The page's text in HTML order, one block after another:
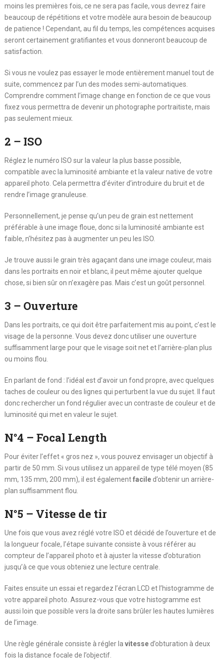
moins les premières fois, ce ne sera pas facile, vous devrez faire
beaucoup de répétitions et votre modèle aura besoin de beaucoup
de patience ! Cependant, au fil du temps, les compétences acquises
seront certainement gratifiantes et vous donneront beaucoup de
satisfaction.
Si vous ne voulez pas essayer le mode entièrement manuel tout de
suite, commencez par l’un des modes semi-automatiques.
Comprendre comment l’image change en fonction de ce que vous
fixez vous permettra de devenir un photographe portraitiste, mais
pas seulement mieux.
2 – ISO
Réglez le numéro ISO sur la valeur la plus basse possible,
compatible avec la luminosité ambiante et la valeur native de votre
appareil photo. Cela permettra d’éviter d’introduire du bruit et de
rendre l’image granuleuse.
Personnellement, je pense qu’un peu de grain est nettement
préférable à une image floue, donc si la luminosité ambiante est
faible, n’hésitez pas à augmenter un peu les ISO.
Je trouve aussi le grain très agaçant dans une image couleur, mais
dans les portraits en noir et blanc, il peut même ajouter quelque
chose, si bien sûr on n’exagère pas. Mais c’est un goût personnel.
3 – Ouverture
Dans les portraits, ce qui doit être parfaitement mis au point, c’est le
visage de la personne. Vous devez donc utiliser une ouverture
suffisamment large pour que le visage soit net et l’arrière-plan plus
ou moins flou.
En parlant de fond : l’idéal est d’avoir un fond propre, avec quelques
taches de couleur ou des lignes qui perturbent la vue du sujet. Il faut
donc rechercher un fond régulier avec un contraste de couleur et de
luminosité qui met en valeur le sujet.
N°4 – Focal Length
Pour éviter l’effet « gros nez », vous pouvez envisager un objectif à
partir de 50 mm. Si vous utilisez un appareil de type télé moyen (85
mm, 135 mm, 200 mm), il est égalementfacile d’obtenir un arrière-
plan suffisamment flou.
N°5 – Vitesse de tir
Une fois que vous avez réglé votre ISO et décidé de l’ouverture et de
la longueur focale, l’étape suivante consiste à vous référer au
compteur de l’appareil photo et à ajuster la vitesse d’obturation
jusqu’à ce que vous obteniez une lecture centrale.
Faites ensuite un essai et regardez l’écran LCD et l’histogramme de
votre appareil photo. Assurez-vous que votre histogramme est
aussi loin que possible vers la droite sans brûler les hautes lumières
de l’image.
Une règle générale consiste à régler la vitesse d’obturation à deux
fois la distance focale de l’objectif.